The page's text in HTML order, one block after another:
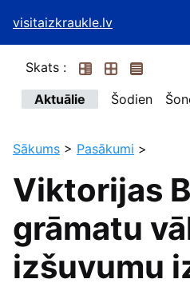
visitaizkraukle.lv
Skats :
Aktuālie
Šodien
Sākums > Pasākumi >
Viktorijas
grāmatu
izšuvumu